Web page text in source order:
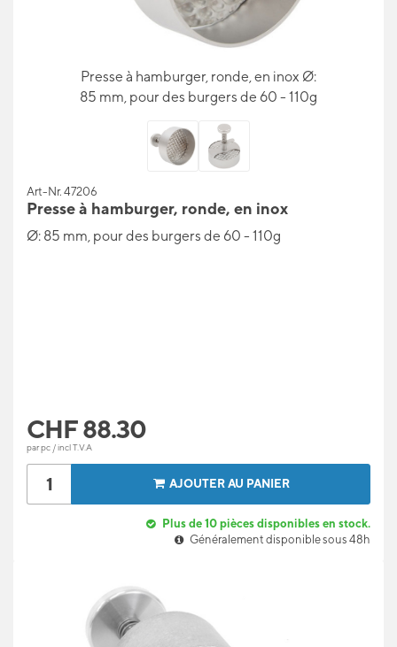
Presse à hamburger, ronde, en inox Ø:
85 mm, pour des burgers de 60 - 110g
Art-Nr. 47206
Presse à hamburger, ronde, en inox
Ø: 85 mm, pour des burgers de 60 - 110g
CHF88.30
par pc / incl T.V.A
AJOUTER AU PANIER
Plus de 10 pièces disponibles en stock.
Généralement disponible sous 48h